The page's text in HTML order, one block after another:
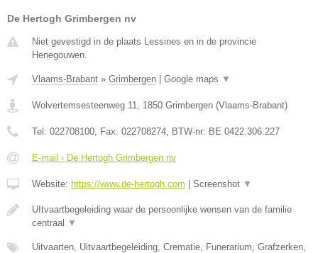
De Hertogh Grimbergen nv
Niet gevestigd in de plaats Lessines en in de provincie
Henegouwen.
Vlaams-Brabant » Grimbergen Google maps ▼
Wolvertemsesteenweg 11 1850 Grimbergen (Vlaams-Brabant)
Tel: 022708100 , Fax: 022708274 , BTW-nr: BE 0422.306.227
E-mail › De Hertogh Grimbergen nv
Website: https://www.de-hertogh.com Screenshot ▼
UItvaartbegeleiding waar de persoonlijke wensen van de familie
centraal
▼
Uitvaarten, Uitvaartbegeleiding, Crematie, Funerarium, Grafzerken,